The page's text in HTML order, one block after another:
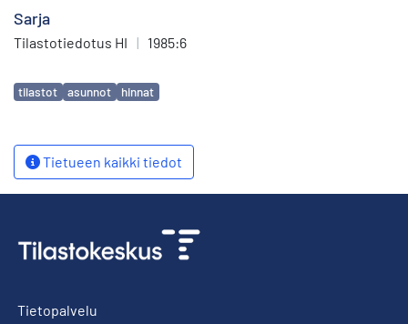
Sarja
Tilastotiedotus HI | 1985:6
Avainsanat
tilastot asunnot hinnat
Tietueen kaikki tiedot
Tietopalvelu